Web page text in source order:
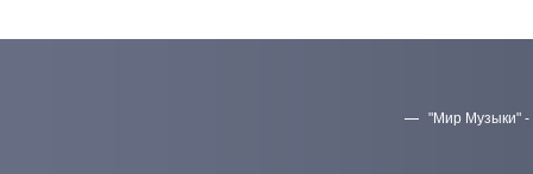
"Мир Музыки" -